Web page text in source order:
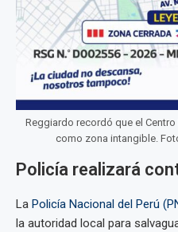
Reggiardo recordó que el
como zona intangible.
Policía realizará
La Policía Nacional del Perú
la autoridad local para